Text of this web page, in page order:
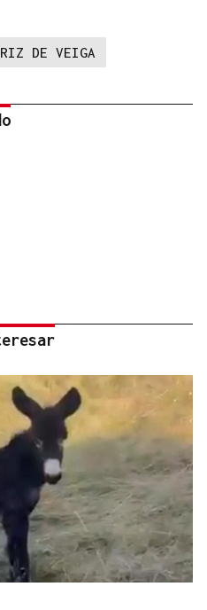
DE VEIGA